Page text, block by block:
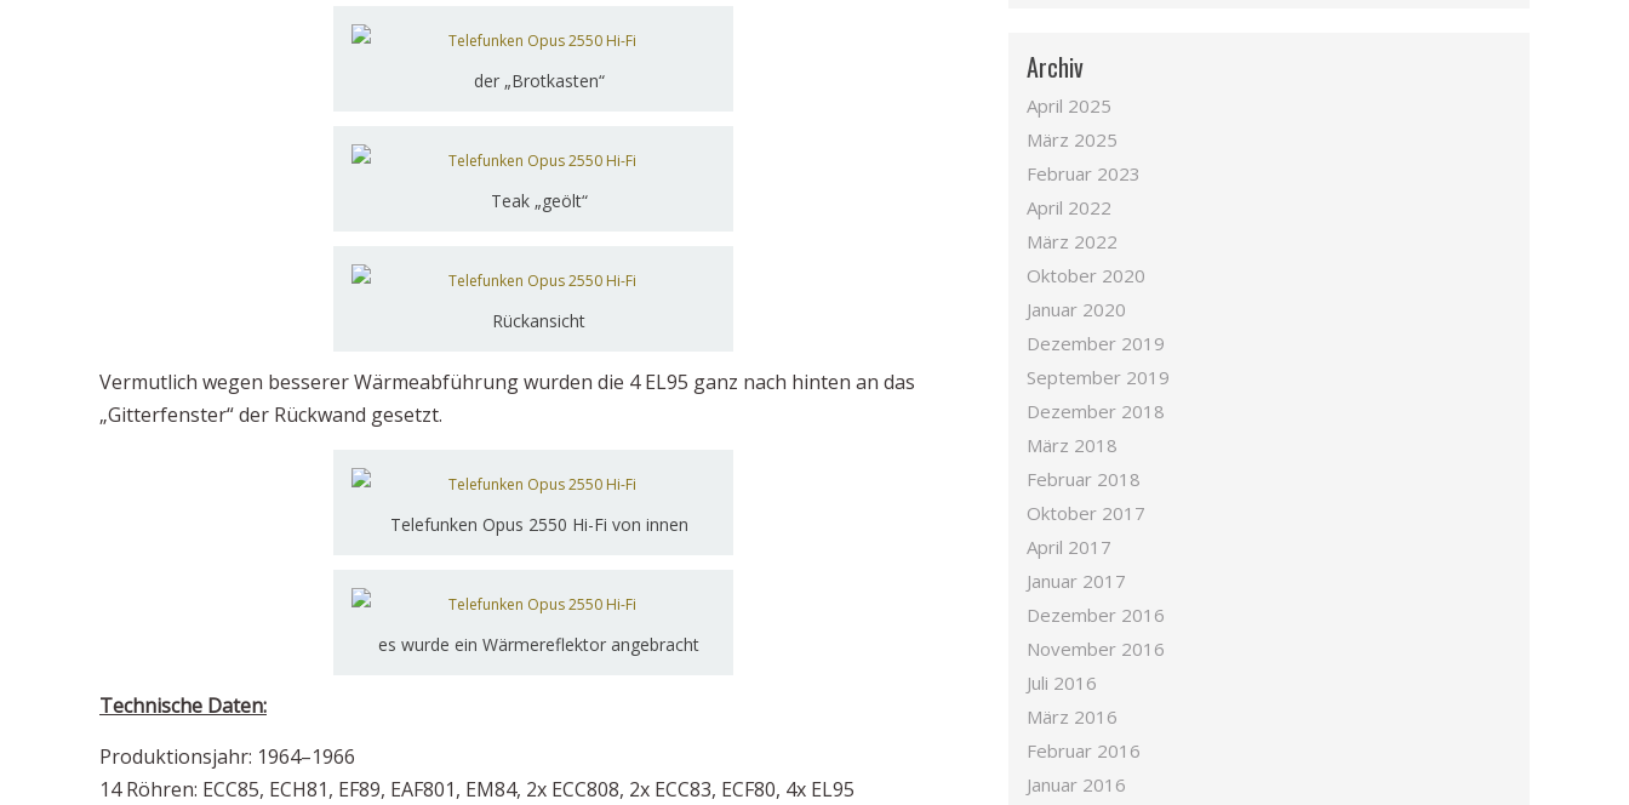
der „Brotkasten“
Teak „geölt“
Rückansicht
Vermutlich wegen besserer Wärmeabführung wurden die 4 EL95 ganz nach hinten an das
„Gitterfenster“ der Rückwand gesetzt.
Telefunken Opus 2550 Hi-Fi von innen
es wurde ein Wärmereflektor angebracht
Technische Daten:
Produktionsjahr: 1964–1966
14 Röhren: ECC85, ECH81, EF89, EAF801, EM84, 2x ECC808, 2x ECC83, ECF80, 4x EL95
Archiv
April 2025
März 2025
Februar 2023
April 2022
März 2022
Oktober 2020
Januar 2020
Dezember 2019
September 2019
Dezember 2018
März 2018
Februar 2018
Oktober 2017
April 2017
Januar 2017
Dezember 2016
November 2016
Juli 2016
März 2016
Februar 2016
Januar 2016